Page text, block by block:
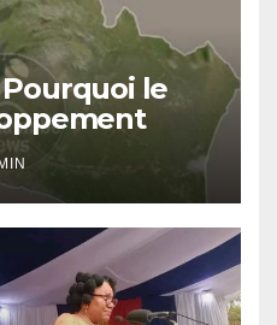
le
) est-il